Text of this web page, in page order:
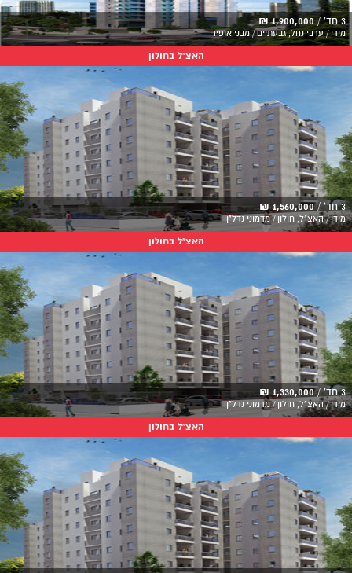
3 חד' / 1,900,000 ₪
מידי / ערבי נחל, גבעתיים / מבני אופיר
האצ"ל בחולון
3 חד' / 1,560,000 ₪
מידי / האצ"ל, חולון / מדמוני נדל"ן
האצ"ל בחולון
3 חד' / 1,330,000 ₪
מידי / האצ"ל, חולון / מדמוני נדל"ן
האצ"ל בחולון